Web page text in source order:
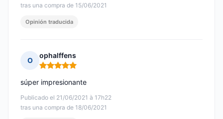
tras una compra de 15/06/2021
Opinión traducida
O
ophalffens
Nota: 5 de 5
Publicado el 21/06/2021 à 17h22
tras una compra de 18/06/2021
súper impresionante